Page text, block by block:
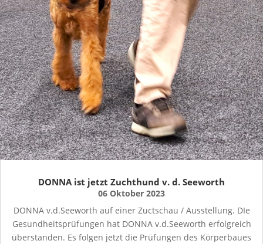
DONNA ist jetzt Zuchthund v. d. Seeworth
06 Oktober 2023
DONNA v.d.Seeworth auf einer Zuctschau / Ausstellung. DIe
Gesundheitsprüfungen hat DONNA v.d.Seeworth erfolgreich
überstanden. Es folgen jetzt die Prüfungen des Körperbaues